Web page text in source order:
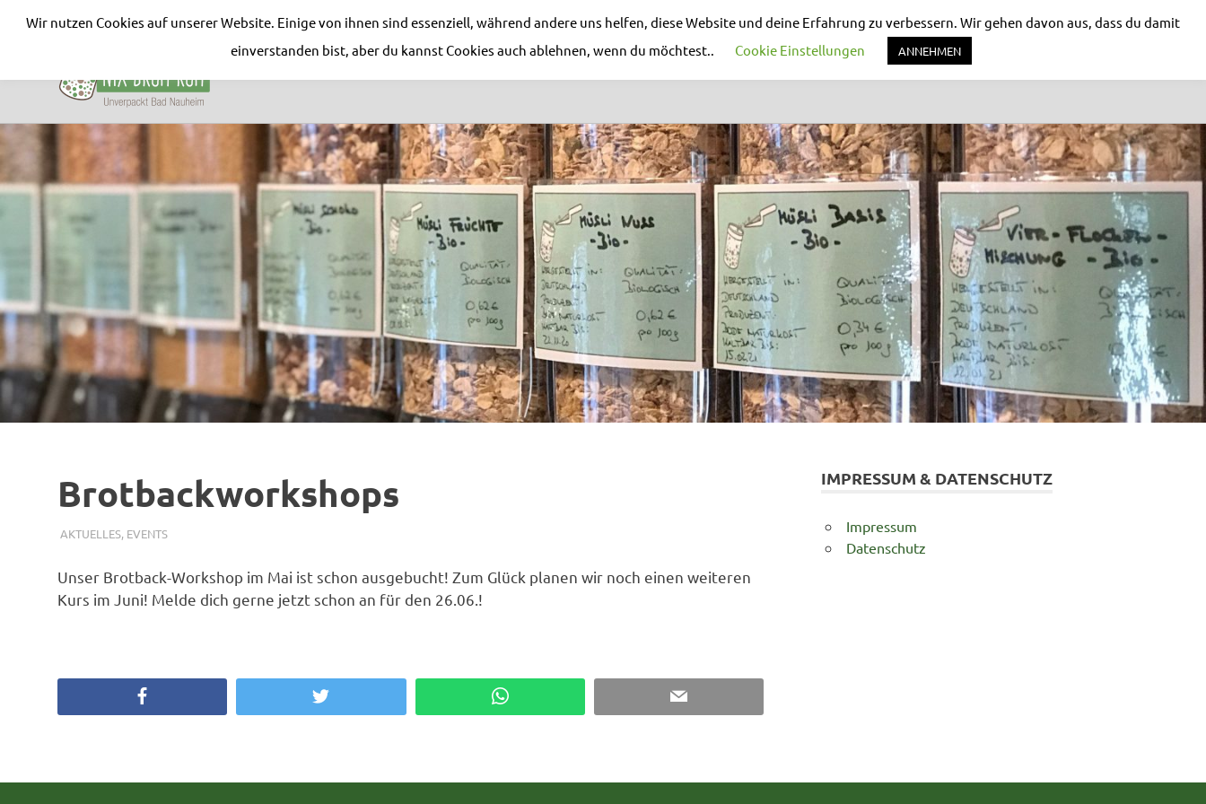
Zum
springen
Nix-
drum-
rum
Nauheim
AKTUELLES REZEPT DES MONATS EVENTS WEITERE INFORMATIONEN
Brotbackworkshops
2. MAI 2025
SIMONE SCHMIDT
AKTUELLES, EVENTS
Unser Brotback-Workshop im Mai ist schon ausgebucht! Zum Glück planen wir noch einen weiteren
Kurs im Juni! Melde dich gerne jetzt schon an für den 26.06.!
Twitter WhatsApp Email
IMPRESSUM & DATENSCHUTZ
Impressum
Datenschutz
Wir nutzen Cookies auf unserer Website. Einige von ihnen sind essenziell, während andere uns helfen, diese Website und deine Erfahrung zu verbessern. Wir gehen davon aus, dass du damit
einverstanden bist, aber du kannst Cookies auch ablehnen, wenn du möchtest..
Cookie Einstellungen ANNEHMEN